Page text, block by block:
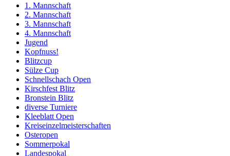
1. Mannschaft
2. Mannschaft
3. Mannschaft
4. Mannschaft
Jugend
Kopfnuss!
Blitzcup
Sülze Cup
Schnellschach Open
Kirschfest Blitz
Bronstein Blitz
diverse Turniere
Kleeblatt Open
Kreiseinzelmeisterschaften
Osteropen
Sommerpokal
Landespokal